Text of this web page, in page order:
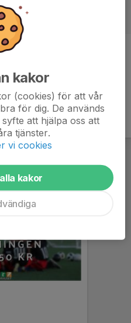
kakor
(cookies) för att vår
för dig. De används
att hjälpa oss att
tjänster.
vi cookies
kakor